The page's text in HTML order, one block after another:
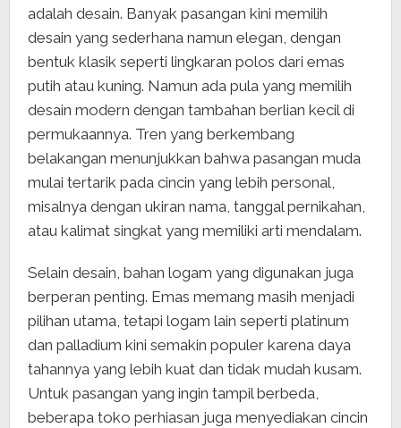
adalah desain. Banyak pasangan kini memilih
desain yang sederhana namun elegan, dengan
bentuk klasik seperti lingkaran polos dari emas
putih atau kuning. Namun ada pula yang memilih
desain modern dengan tambahan berlian kecil di
permukaannya. Tren yang berkembang
belakangan menunjukkan bahwa pasangan muda
mulai tertarik pada cincin yang lebih personal,
misalnya dengan ukiran nama, tanggal pernikahan,
atau kalimat singkat yang memiliki arti mendalam.
Selain desain, bahan logam yang digunakan juga
berperan penting. Emas memang masih menjadi
pilihan utama, tetapi logam lain seperti platinum
dan palladium kini semakin populer karena daya
tahannya yang lebih kuat dan tidak mudah kusam.
Untuk pasangan yang ingin tampil berbeda,
beberapa toko perhiasan juga menyediakan cincin